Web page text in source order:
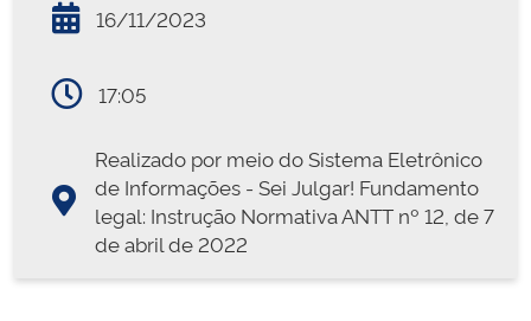
16/11/2023
17:05
Realizado por meio do Sistema Eletrônico
de Informações - Sei Julgar! Fundamento
legal: Instrução Normativa ANTT nº 12, de 7
de abril de 2022